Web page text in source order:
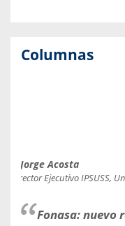
Columnas
Jorge Acosta
Director Ejecutivo IPSUSS,
Fonasa: nuevo